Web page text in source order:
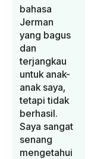
bahasa
Jerman
yang bagus
dan
terjangkau
untuk anak-
anak saya,
tetapi tidak
berhasil.
Saya sangat
senang
mengetahui